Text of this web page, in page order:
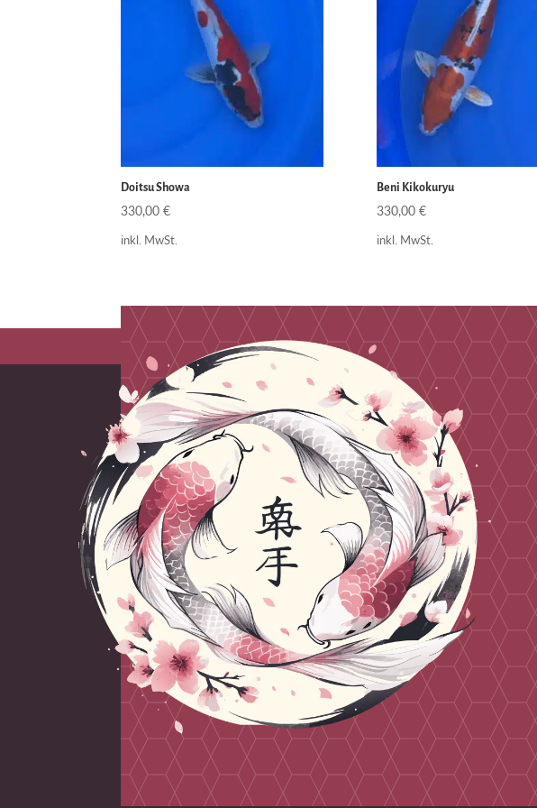
Doitsu Showa
330,00€
inkl. MwSt.
Beni Kikokuryu
330,00 €
inkl. MwSt.